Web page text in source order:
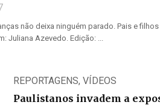
não deixa ninguém parado. Pais e
Juliana Azevedo. Edição: ...
REPORTAGENS, VÍDEOS
Paulistanos invadem a